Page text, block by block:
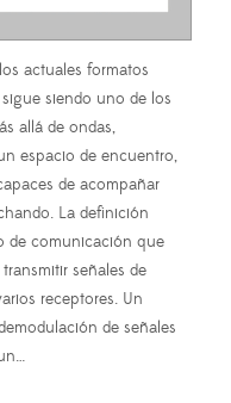
actuales formatos
siendo uno de los
allá de ondas,
espacio de encuentro,
de acompañar
La definición
de comunicación que
señales de
receptores. Un
de señales